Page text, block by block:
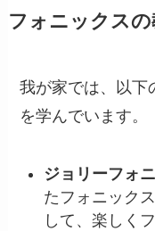
フォニックス
我が家では、以下
を学んでいます。
ジョリーフォ
たフォニック
して、楽しく